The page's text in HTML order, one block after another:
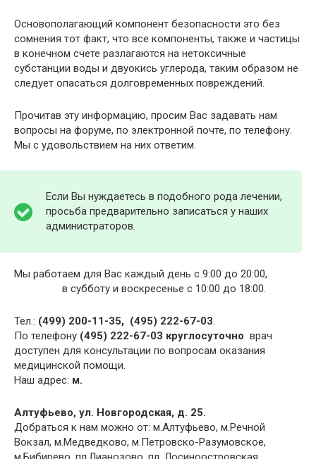
Основополагающий компонент безопасности это без
сомнения тот факт, что все компоненты, также и частицы
в конечном счете разлагаются на нетоксичные
субстанции воды и двуокись углерода, таким образом не
следует опасаться долговременных повреждений.
Прочитав эту информацию, просим Вас задавать нам
вопросы на форуме, по электронной почте, по телефону.
Мы с удовольствием на них ответим.
Если Вы нуждаетесь в подобного рода лечении,
просьба предварительно записаться у наших
администраторов.
Мы работаем для Вас каждый день с 9:00 до 20:00,
в субботу и воскресенье с 10:00 до 18:00.
Тел.: (499) 200-11-35, (495) 222-67-03.
По телефону (495) 222-67-03 круглосуточно врач
доступен для консультации по вопросам оказания
медицинской помощи.
Наш адрес: м.
Алтуфьево, ул. Новгородская, д. 25.
Добраться к нам можно от: м.Алтуфьево, м.Речной
Вокзал, м.Медведково, м.Петровско-Разумовское,